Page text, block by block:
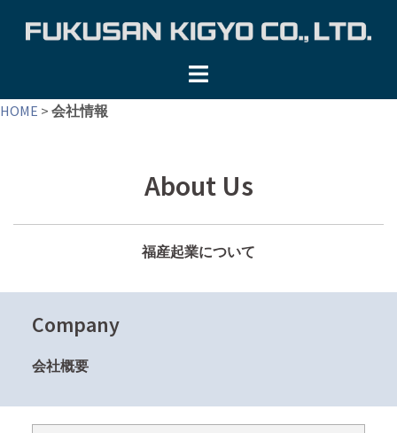
ツ
HOME > 会社情報
About Us
福産起業について
Company
会社概要